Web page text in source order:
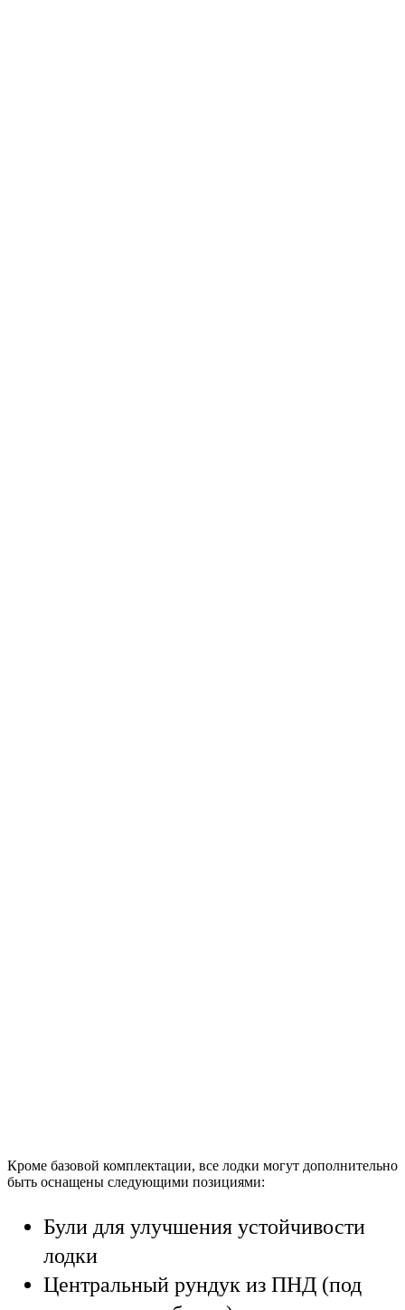
Кроме базовой комплектации, все лодки могут дополнительно
быть оснащены следующими позициями:
Були для улучшения устойчивости
лодки
Центральный рундук из ПНД (под